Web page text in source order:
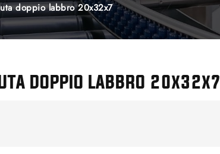
doppio labbro 20x32x7
DOPPIO LABBRO 20x32x7